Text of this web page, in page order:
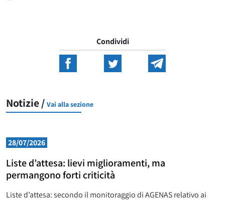
Condividi
Notizie / Vai alla sezione
28/07/2026
Liste d’attesa: lievi miglioramenti, ma
permangono forti criticità
Liste d’attesa: secondo il monitoraggio di AGENAS relativo ai